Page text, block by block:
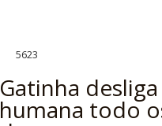
5623
Gatinha
humana todo